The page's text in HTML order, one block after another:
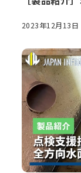
2023年12月13日